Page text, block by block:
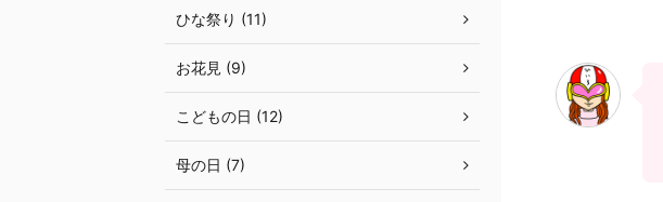
ひな祭り (11)
お花見 (9)
こどもの日 (12)
母の日 (7)